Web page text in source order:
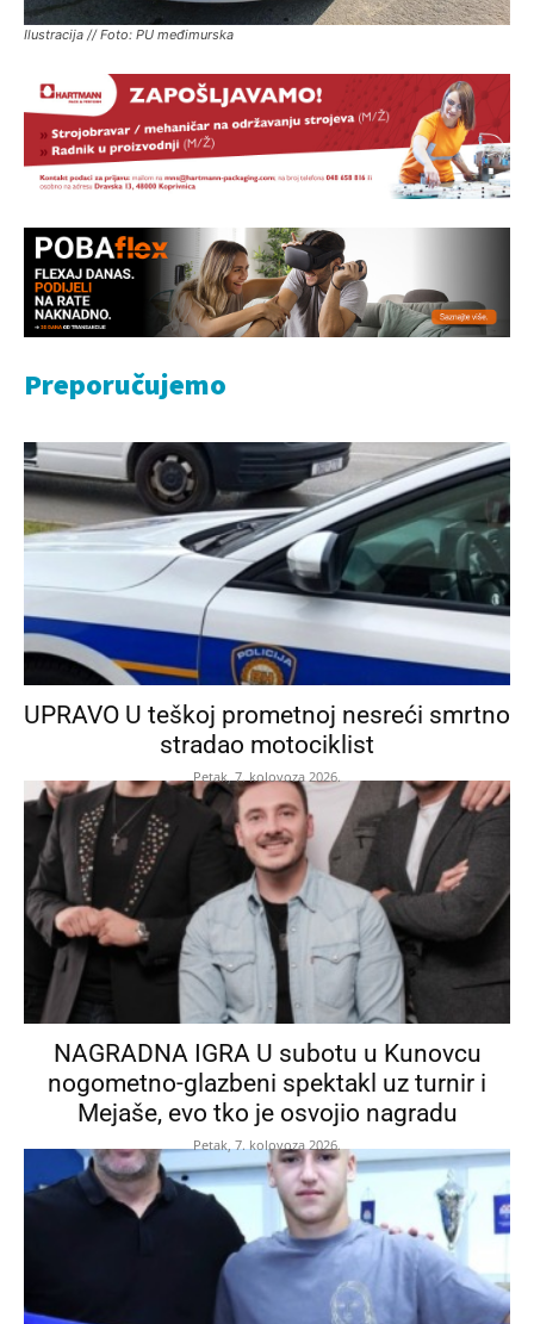
Ilustracija // Foto: PU međimurska
Preporučujemo
UPRAVO U teškoj prometnoj nesreći smrtno
stradao motociklist
Petak, 7. kolovoza 2026.
NAGRADNA IGRA U subotu u Kunovcu
nogometno-glazbeni spektakl uz turnir i
Mejaše, evo tko je osvojio nagradu
Petak, 7. kolovoza 2026.